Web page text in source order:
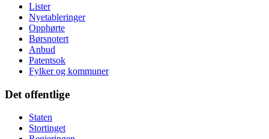
Lister
Nyetableringer
Opphørte
Børsnotert
Anbud
Patentsok
Fylker og kommuner
Det offentlige
Staten
Stortinget